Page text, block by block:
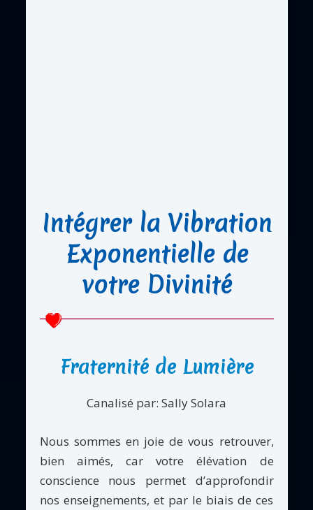
Intégrer la Vibration
Exponentielle de
votre Divinité
Fraternité de Lumière
Canalisé par: Sally Solara
Nous sommes en joie de vous retrouver,
bien aimés, car votre élévation de
conscience nous permet d’approfondir
nos enseignements, et par le biais de ces